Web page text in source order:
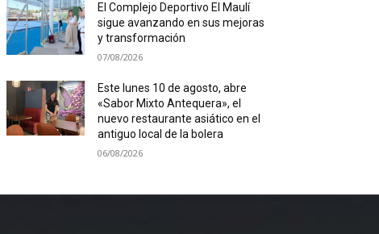
El Complejo Deportivo El Maulí
sigue avanzando en sus mejoras
y transformación
07/08/2026
Este lunes 10 de agosto, abre
«Sabor Mixto Antequera», el
nuevo restaurante asiático en el
antiguo local de la bolera
06/08/2026